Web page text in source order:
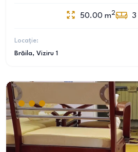
50.00 m2 3
Locație:
Brăila, Viziru 1